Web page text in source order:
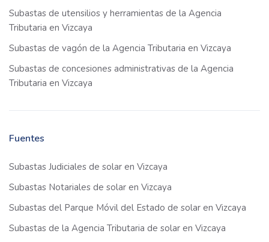
Subastas de utensilios y herramientas de la Agencia
Tributaria en Vizcaya
Subastas de vagón de la Agencia Tributaria en Vizcaya
Subastas de concesiones administrativas de la Agencia
Tributaria en Vizcaya
Fuentes
Subastas Judiciales de solar en Vizcaya
Subastas Notariales de solar en Vizcaya
Subastas del Parque Móvil del Estado de solar en Vizcaya
Subastas de la Agencia Tributaria de solar en Vizcaya